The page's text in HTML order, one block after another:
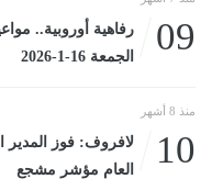
09
رفاهية أوروبية..
الجمعة 16-1-2026
منذ 8 أشهر
10
لافروف: فوز المدير
العام مؤشر مشجع